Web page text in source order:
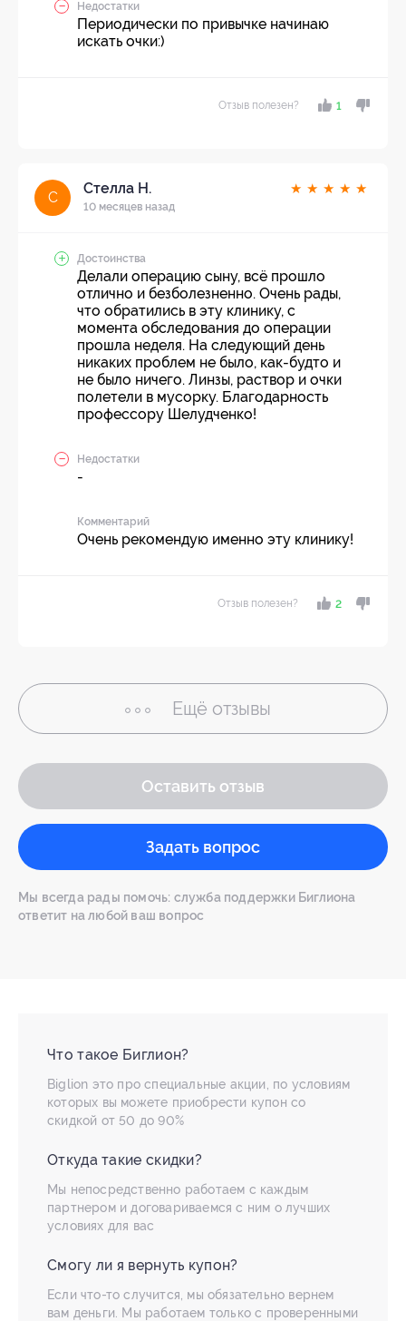
Недостатки
Периодически по привычке начинаю
искать очки:)
Отзыв полезен? 1
С
Стелла Н.
10 месяцев назад
★ ★ ★ ★ ★
Достоинства
Делали операцию сыну, всё прошло
отлично и безболезненно. Очень рады,
что обратились в эту клинику, с
момента обследования до операции
прошла неделя. На следующий день
никаких проблем не было, как-будто и
не было ничего. Линзы, раствор и очки
полетели в мусорку. Благодарность
профессору Шелудченко!
Недостатки
-
Комментарий
Очень рекомендую именно эту клинику!
Отзыв полезен? 2
Ещё отзывы
Оставить отзыв
Задать вопрос
Мы всегда рады помочь: служба поддержки Биглиона
ответит на любой ваш вопрос
Что такое Биглион?
Biglion это про специальные акции, по условиям
которых вы можете приобрести купон со
скидкой от 50 до 90%
Откуда такие скидки?
Мы непосредственно работаем с каждым
партнером и договариваемся с ним о лучших
условиях для вас
Смогу ли я вернуть купон?
Если что-то случится, мы обязательно вернем
вам деньги. Мы работаем только с проверенными